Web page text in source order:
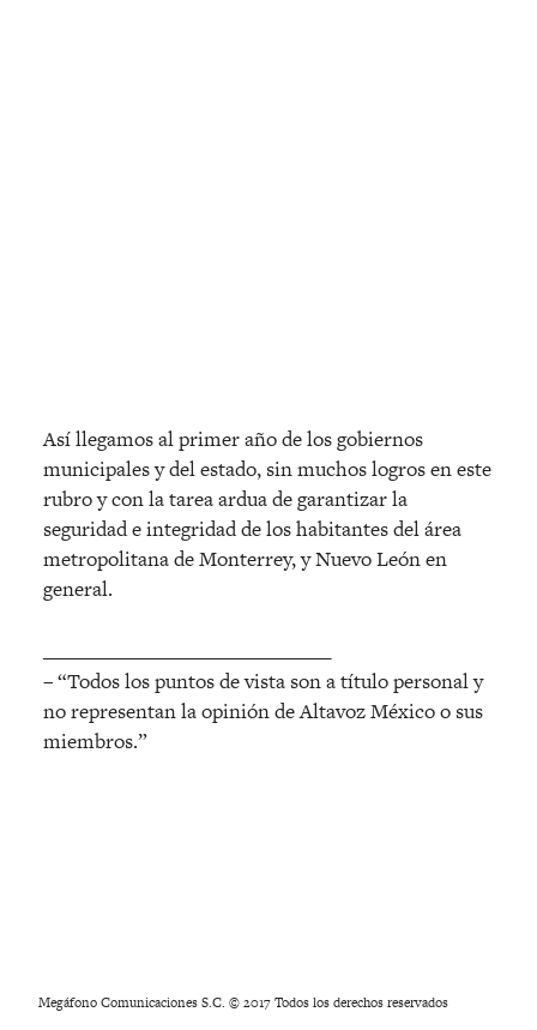
Así llegamos al primer año de los gobiernos
municipales y del estado, sin muchos logros en este
rubro y con la tarea ardua de garantizar la
seguridad e integridad de los habitantes del área
metropolitana de Monterrey, y Nuevo León en
general.
– “Todos los puntos de vista son a título personal y
no representan la opinión de Altavoz México o sus
miembros.”
Megáfono Comunicaciones S.C. © 2017 Todos los derechos reservados